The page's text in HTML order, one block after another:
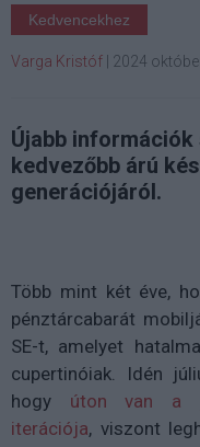
Kedvencekhez
Varga Kristóf 2024
Újabb
kedvezőbb árú
generációjáról.
Több mint két éve,
pénztárcabarát
SE-t, amelyet
cupertinóiak. Idén
hogy úton van a
iterációja, viszont